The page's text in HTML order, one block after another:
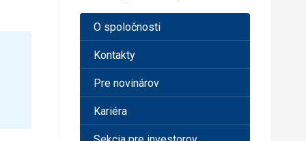
O spoločnosti
Kontakty
Pre novinárov
Kariéra